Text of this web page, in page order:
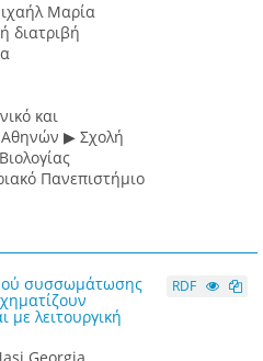
Μαρία
διατριβή
και
Αθηνών ▶ Σχολή
Πανεπιστήμιο
συσσωμάτωσης
με λειτουργική
RDF